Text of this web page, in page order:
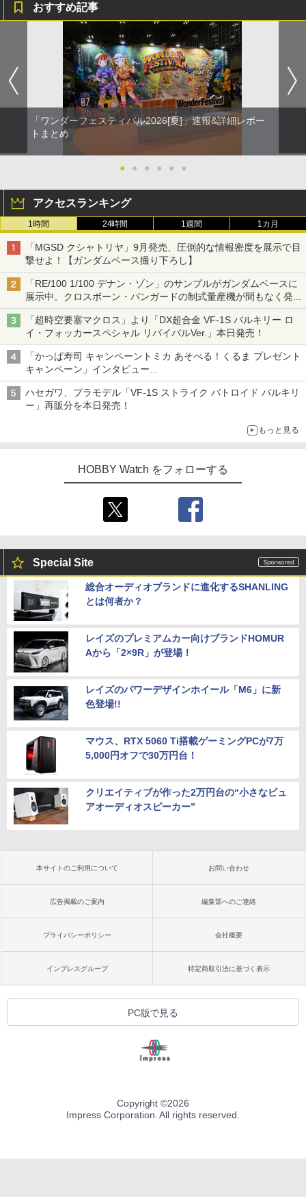
おすすめ記事
「ワンダーフェスティバル2026[夏]」速報&詳細レポー
トまとめ
● ● ● ● ● ●
アクセスランキング
1時間 24時間 1週間 1カ月
「MGSD クシャトリヤ」9月発売、圧倒的な情報密度を展示で目
撃せよ！【ガンダムベース撮り下ろし】
「RE/100 1/100 デナン・ゾン」のサンプルがガンダムベースに
展示中。クロスボーン・バンガードの制式量産機が間もなく発送
【ガンダムベース撮り下ろし】
「超時空要塞マクロス」より「DX超合金 VF-1S バルキリー ロ
イ・フォッカースペシャル リバイバルVer.」本日発売！
「かっぱ寿司 キャンペーントミカ あそべる！くるま プレゼント
キャンペーン」インタビュー
子どもが楽しめるかっぱ寿司ならではの体験とコラボの楽しさを
追求
ハセガワ、プラモデル「VF-1S ストライク バトロイド バルキリ
ー」再販分を本日発売！
もっと見る
HOBBY Watch をフォローする
Special Site
総合オーディオブランドに進化するSHANLING
とは何者か？
レイズのプレミアムカー向けブランドHOMUR
Aから「2×9R」が登場！
レイズのパワーデザインホイール「M6」に新
色登場!!
マウス、RTX 5060 Ti搭載ゲーミングPCが7万
5,000円オフで30万円台！
クリエイティブが作った2万円台の“小さなピュ
アオーディオスピーカー”
本サイトのご利用について お問い合わせ
広告掲載のご案内 編集部へのご連絡
プライバシーポリシー 会社概要
インプレスグループ 特定商取引法に基づく表示
PC版で見る
Copyright ©2026
Impress Corporation. All rights reserved.